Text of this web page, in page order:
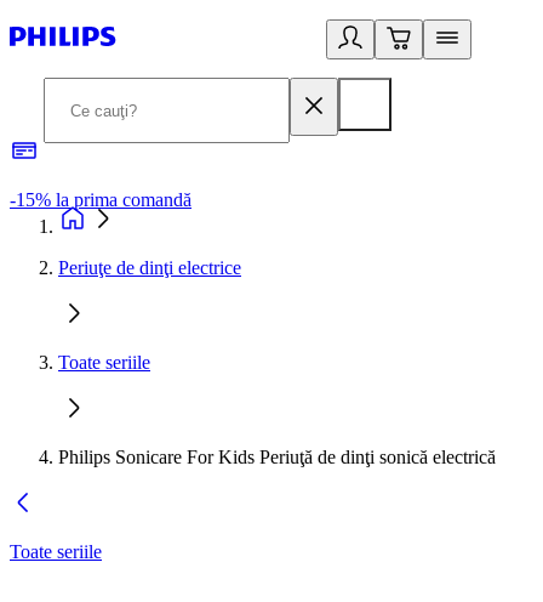
-15% la prima comandă
Periuţe de dinţi electrice
Toate seriile
Philips Sonicare For Kids Periuţă de dinţi sonică electrică
Toate seriile